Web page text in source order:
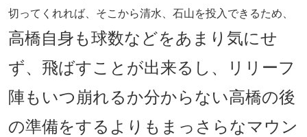
切ってくれれば、そこから清水、石山を投入できるため、
高橋自身も球数などをあまり気にせ
ず、飛ばすことが出来るし、リリーフ
陣もいつ崩れるか分からない高橋の後
の準備をするよりもまっさらなマウン